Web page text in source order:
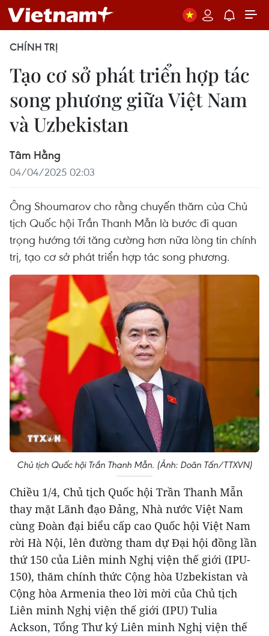
CHÍNH TRỊ
Tạo cơ sở phát triển hợp tác
song phương giữa Việt Nam
và Uzbekistan
Tâm Hằng
04/04/2025 02:03
Ông Shoumarov cho rằng chuyến thăm của Chủ
tịch Quốc hội Trần Thanh Mẫn là bước đi quan
trọng hướng tới tăng cường hơn nữa lòng tin chính
trị, tạo cơ sở phát triển hợp tác song phương.
Chủ tịch Quốc hội Trần Thanh Mẫn. (Ảnh: Doãn Tấn/TTXVN)
Chiều 1/4, Chủ tịch Quốc hội Trần Thanh Mẫn
thay mặt Lãnh đạo Đảng, Nhà nước Việt Nam
cùng Đoàn đại biểu cấp cao Quốc hội Việt Nam
rời Hà Nội, lên đường tham dự Đại hội đồng lần
thứ 150 của Liên minh Nghị viện thế giới (IPU-
150), thăm chính thức Cộng hòa Uzbekistan và
Cộng hòa Armenia theo lời mời của Chủ tịch
Liên minh Nghị viện thế giới (IPU) Tulia
Ackson, Tổng Thư ký Liên minh Nghị viện thế